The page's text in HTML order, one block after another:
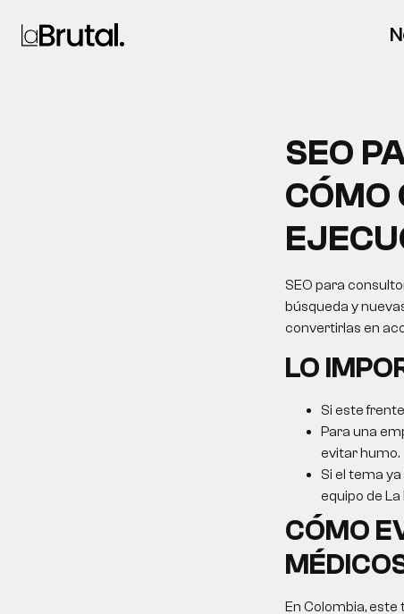
SEO
CÓMO
SEO para
búsqueda y
convertirlas en
LO
Si este
Para una
evitar humo.
Si el tema
equipo de La
CÓMO
En Colombia,